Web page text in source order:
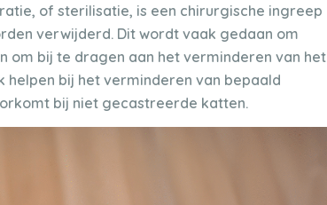
of sterilisatie, is een chirurgische ingreep
verwijderd. Dit wordt vaak gedaan om
om bij te dragen aan het verminderen van het
bij het verminderen van bepaald
bij niet gecastreerde katten.